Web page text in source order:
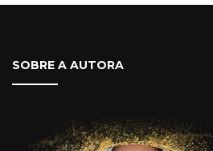
SOBRE A AUTORA